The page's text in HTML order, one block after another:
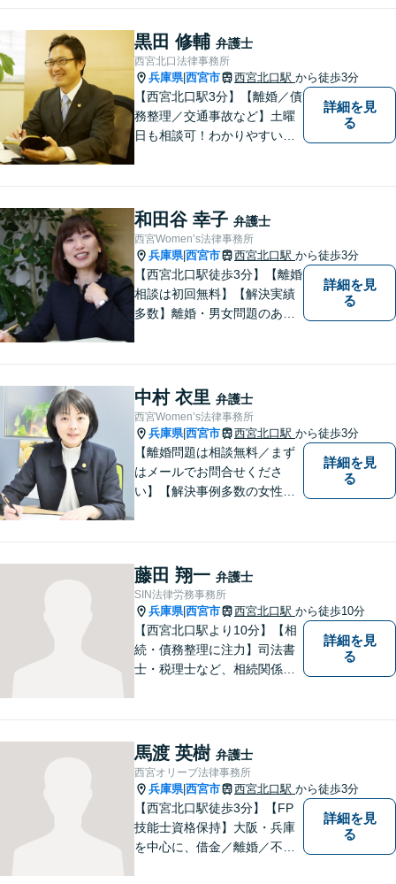
フリー】
黒田 修輔 弁護士
西宮北口法律事務所
兵庫県|西宮市 西宮北口駅 から徒歩3分
【西宮北口駅3分】【離婚／債
務整理／交通事故など】土曜
日も相談可！わかりやすい料
詳細を見
る
和田谷 幸子 弁護士
西宮Women’s法律事務所
兵庫県|西宮市 西宮北口駅 から徒歩3分
【西宮北口駅徒歩3分】【離婚
相談は初回無料】【解決実績
多数】離婚・男女問題のあら
します。【土日祝日・夜間の
ご相談も対応可】【完全個室
／お子様同伴でも大丈夫で
す】
詳細を見
る
中村 衣里 弁護士
西宮Women’s法律事務所
兵庫県|西宮市 西宮北口駅 から徒歩3分
【離婚問題は相談無料／まず
はメールでお問合せくださ
い】【解決事例多数の女性弁
神戸・西宮・尼崎・芦屋でお
困りの女性はぜひご相談くだ
さい。【完全個室・お子様も
歓迎】
詳細を見
る
藤田 翔一 弁護士
SIN法律労務事務所
兵庫県|西宮市 西宮北口駅 から徒歩10分
【西宮北口駅より10分】【相
続・債務整理に注力】司法書
士・税理士など、相続関係に
象とした、法律サービスを提
供しております。お気軽に、
ご相談ください。
詳細を見
る
馬渡 英樹 弁護士
西宮オリーブ法律事務所
兵庫県|西宮市 西宮北口駅 から徒歩3分
【西宮北口駅徒歩3分】【FP
技能士資格保持】大阪・兵庫
を中心に、借金／離婚／不動
詳細を見
る